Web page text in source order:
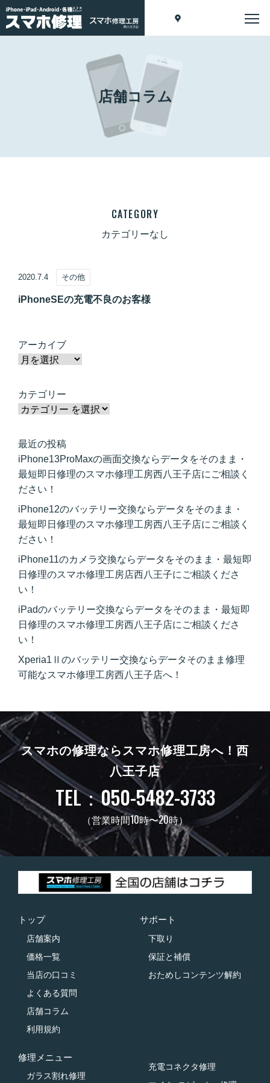
店舗コラム
CATEGORY
カテゴリーなし
2020.7.4 その他
iPhoneSEの充電不良のお客様
アーカイブ
カテゴリー
最近の投稿
iPhone13ProMaxの画面交換ならデータをそのまま・
最短即日修理のスマホ修理工房西八王子店にご相談く
ださい！
iPhone12のバッテリー交換ならデータをそのまま・
最短即日修理のスマホ修理工房西八王子店にご相談く
ださい！
iPhone11のカメラ交換ならデータをそのまま・最短即
日修理のスマホ修理工房店西八王子にご相談くださ
い！
iPadのバッテリー交換ならデータをそのまま・最短即
日修理のスマホ修理工房西八王子店にご相談くださ
い！
Xperia1Ⅱのバッテリー交換ならデータそのまま修理
可能なスマホ修理工房西八王子店へ！
スマホの修理ならスマホ修理工房へ！ 西
八王子店
TEL：050-5482-3733
（営業時間10時〜20時）
トップ
店舗案内
価格一覧
当店の口コミ
よくある質問
店舗コラム
利用規約
サポート
下取り
保証と補償
おためしコンテンツ解約
修理メニュー
ガラス割れ修理
充電コネクタ修理